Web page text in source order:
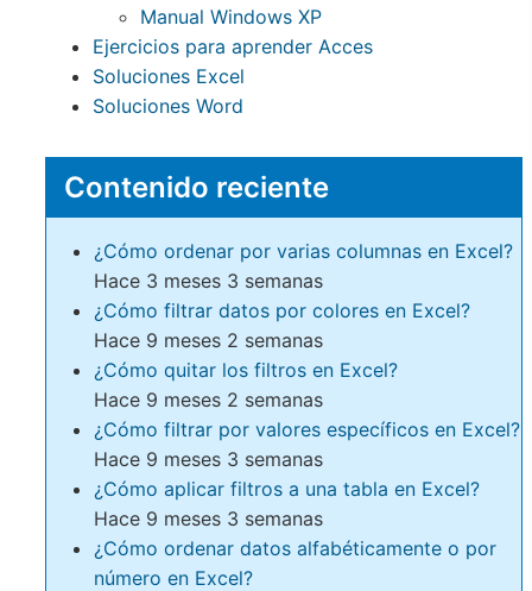
Manual Windows XP
Ejercicios para aprender Acces
Soluciones Excel
Soluciones Word
Contenido reciente
¿Cómo ordenar por varias columnas en Excel?
Hace 3 meses 3 semanas
¿Cómo filtrar datos por colores en Excel?
Hace 9 meses 2 semanas
¿Cómo quitar los filtros en Excel?
Hace 9 meses 2 semanas
¿Cómo filtrar por valores específicos en Excel?
Hace 9 meses 3 semanas
¿Cómo aplicar filtros a una tabla en Excel?
Hace 9 meses 3 semanas
¿Cómo ordenar datos alfabéticamente o por
número en Excel?